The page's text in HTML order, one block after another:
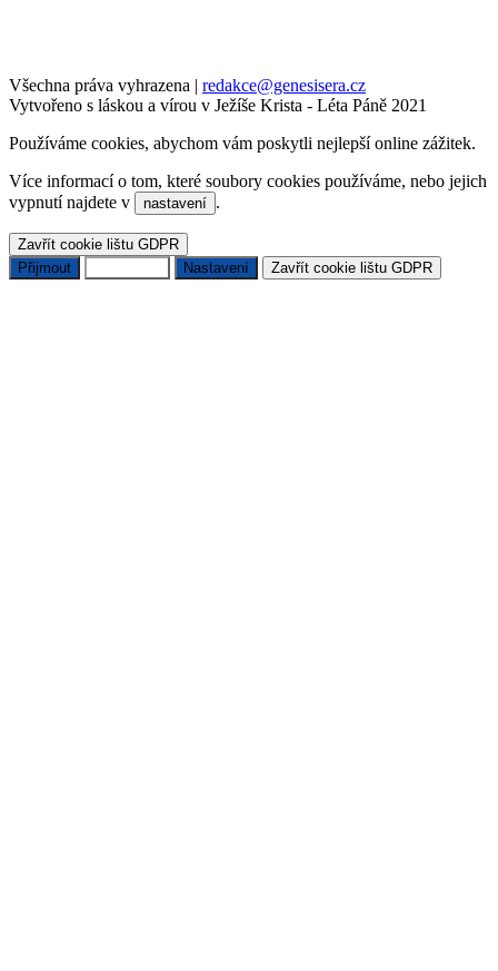
Všechna práva vyhrazena | redakce@genesisera.cz
Vytvořeno s láskou a vírou v Ježíše Krista - Léta Páně 2021
Používáme cookies, abychom vám poskytli nejlepší online zážitek.
Více informací o tom, které soubory cookies používáme, nebo jejich
vypnutí najdete v
nastavení .
Zavřít cookie lištu GDPR
Přijmout
Nastavení Zavřít cookie lištu GDPR